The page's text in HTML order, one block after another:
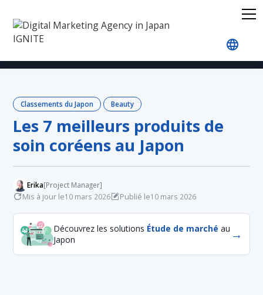
Les 7
Classements du Japon Beauty
Les 7 meilleurs produits de
soin coréens au Japon
Erika[Project Manager]
Mis à jour le10 mars 2026 Publié le10 mars 2026
Découvrez les solutions Étude de marché au
Japon
→